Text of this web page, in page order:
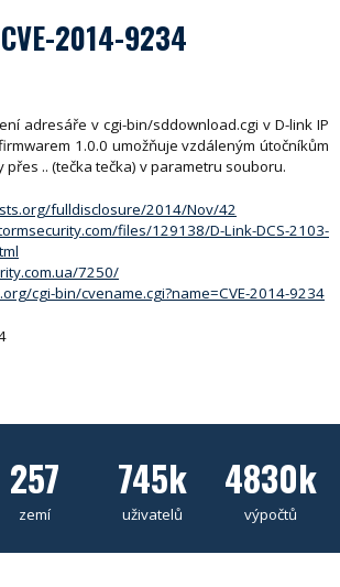
CVE-2014-9234
adresáře v cgi-bin/sddownload.cgi v D-link IP
1.0.0 umožňuje vzdáleným útočníkům
.. (tečka tečka) v parametru souboru.
fulldisclosure/2014/Nov/42
files/129138/D-Link-DCS-2103-
7250/
cgi-bin/cvename.cgi?name=CVE-2014-9234
257
zemí
745k
uživatelů
4830k
výpočtů